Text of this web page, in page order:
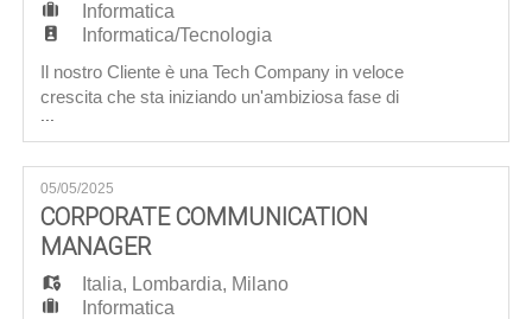
Informatica
Informatica/Tecnologia
Il nostro Cliente è una Tech Company in veloce
crescita che sta iniziando un'ambiziosa fase di
scale up. Il loro prodotto di punta, unico nel suo
genere e decisamente pionieristico, è già
largamente commercializzato in Italia e US e sta
già rivoluzionando il proprio settore di
riferimento. Per loro siamo alla ricerca di un:
Cyber Security Exp
05/05/2025
CORPORATE COMMUNICATION
MANAGER
Italia, Lombardia, Milano
Informatica